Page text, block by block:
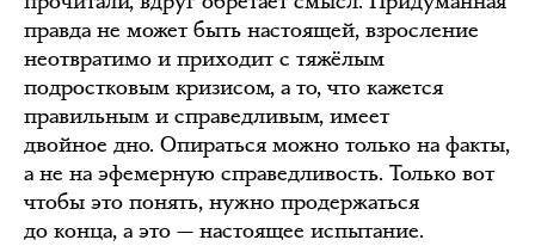
правда не может быть настоящей, взросление
неотвратимо и приходит с тяжёлым
подростковым кризисом, а то, что кажется
правильным и справедливым, имеет
двойное дно. Опираться можно только на факты,
а не на эфемерную справедливость. Только вот
чтобы это понять, нужно продержаться
до конца, а это — настоящее испытание.